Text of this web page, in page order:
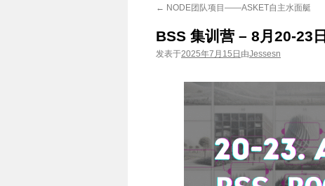
← NODE团队项目——ASKET自主水面艇
BSS 集训营 – 8月20-23日
发表于2025年7月15日 由Jessesn